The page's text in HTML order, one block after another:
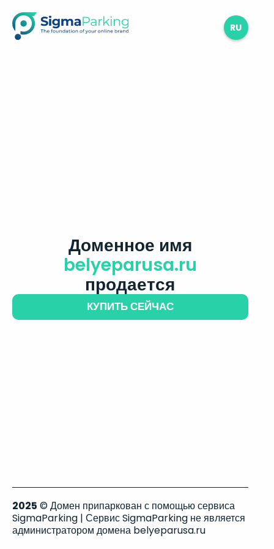
RU
Доменное имя
belyeparusa.ru
продается
КУПИТЬ СЕЙЧАС
2025 © Домен припаркован с помощью сервиса
SigmaParking | Сервис SigmaParking не является
администратором домена belyeparusa.ru